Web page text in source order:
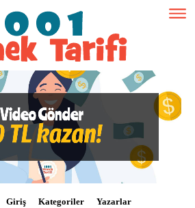
Giriş Kategoriler Yazarlar